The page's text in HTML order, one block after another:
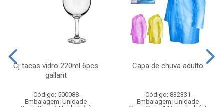
Cj tacas vidro 220ml 6pcs
gallant
Código: 500088
Embalagem: Unidade
Capa de chuva adulto
Código: 832331
Embalagem: Unidade